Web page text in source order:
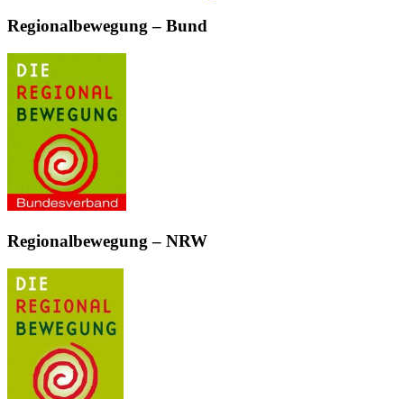
Regionalbewegung – Bund
Regionalbewegung – NRW